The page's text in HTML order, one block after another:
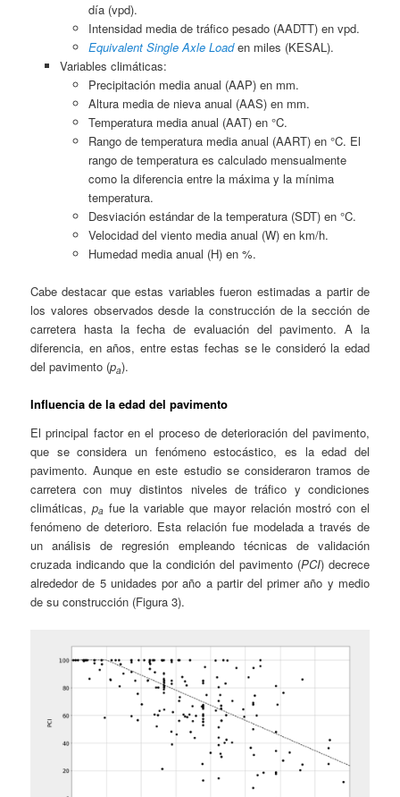
día (vpd).
Intensidad media de tráfico pesado (AADTT) en vpd.
Equivalent Single Axle Loaden miles (KESAL).
Variables climáticas:
Precipitación media anual (AAP) en mm.
Altura media de nieva anual (AAS) en mm.
Temperatura media anual (AAT) en °C.
Rango de temperatura media anual (AART) en °C. El
rango de temperatura es calculado mensualmente
como la diferencia entre la máxima y la mínima
temperatura.
Desviación estándar de la temperatura (SDT) en °C.
Velocidad del viento media anual (W) en km/h.
Humedad media anual (H) en %.
Cabe destacar que estas variables fueron estimadas a partir de
los valores observados desde la construcción de la sección de
carretera hasta la fecha de evaluación del pavimento. A la
diferencia, en años, entre estas fechas se le consideró la edad
del pavimento (pa).
Influencia de la edad del pavimento
El principal factor en el proceso de deterioración del pavimento,
que se considera un fenómeno estocástico, es la edad del
pavimento. Aunque en este estudio se consideraron tramos de
carretera con muy distintos niveles de tráfico y condiciones
climáticas, pa fue la variable que mayor relación mostró con el
fenómeno de deterioro. Esta relación fue modelada a través de
un análisis de regresión empleando técnicas de validación
cruzada indicando que la condición del pavimento (PCI) decrece
alrededor de 5 unidades por año a partir del primer año y medio
de su construcción (Figura 3).